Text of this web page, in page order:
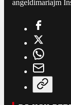
angeldimariajm